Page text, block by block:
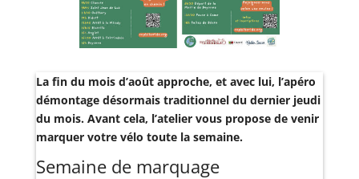
La fin du mois d’août approche, et avec lui, l’apéro
démontage désormais traditionnel du dernier jeudi
du mois. Avant cela, l’atelier vous propose de venir
marquer votre vélo toute la semaine.
Semaine de marquage